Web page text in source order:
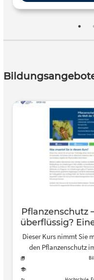
Pflanzenschutz
überflüssig?
der
Dieser Kurs nimmt Sie
den Pflanzenschutz
zahlreichen Stationen
Phytomedizin informieren. Welche Insekten